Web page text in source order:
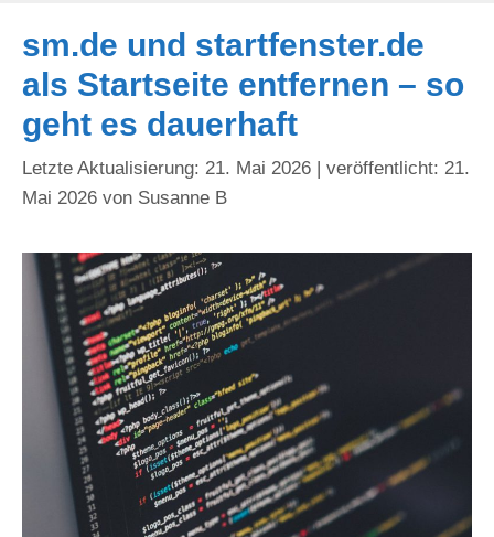
sm.de und startfenster.de
als Startseite entfernen – so
geht es dauerhaft
21. Mai 2026
21.
Mai 2026 von Susanne B